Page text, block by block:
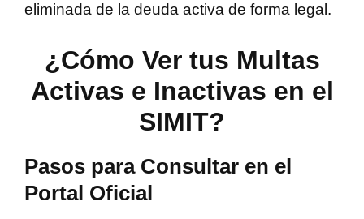
eliminada de la deuda activa de forma legal.
¿Cómo Ver tus Multas
Activas e Inactivas en el
SIMIT?
Pasos para Consultar en el
Portal Oficial